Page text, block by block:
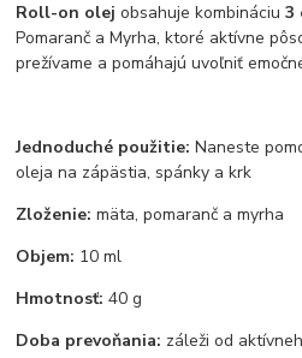
Roll-on olej obsahuje kombináciu3
Pomaranč a Myrha, ktoré aktívne
prežívame a pomáhajú uvoľniť
Jednoduché použitie:Naneste
oleja na zápästia, spánky a krk
Zloženie:mäta, pomaranč a myrha
Objem: 10 ml
Hmotnosť: 40 g
Doba prevoňania: záleži od